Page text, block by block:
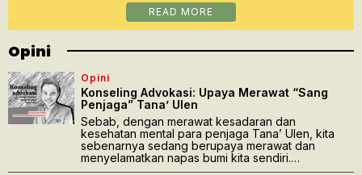
READ MORE
Opini
Opini
Konseling Advokasi: Upaya Merawat “Sang
Penjaga” Tana’ Ulen
Sebab, dengan merawat kesadaran dan
kesehatan mental para penjaga Tana’ Ulen, kita
sebenarnya sedang berupaya merawat dan
menyelamatkan napas bumi kita sendiri.…